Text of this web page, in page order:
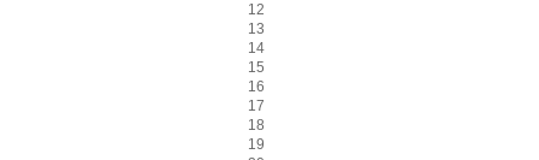
12
13
14
15
16
17
18
19